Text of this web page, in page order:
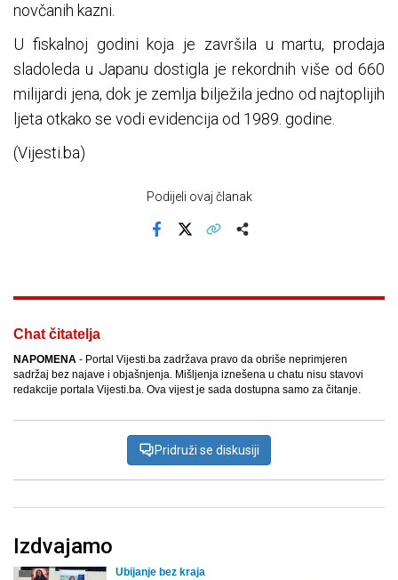
novčanih kazni.
U fiskalnoj godini koja je završila u martu, prodaja
sladoleda u Japanu dostigla je rekordnih više od 660
milijardi jena, dok je zemlja bilježila jedno od najtoplijih
ljeta otkako se vodi evidencija od 1989. godine.
(Vijesti.ba)
Podijeli ovaj članak
Chat čitatelja
NAPOMENA - Portal Vijesti.ba zadržava pravo da obriše neprimjeren
sadržaj bez najave i objašnjenja. Mišljenja iznešena u chatu nisu stavovi
redakcije portala Vijesti.ba. Ova vijest je sada dostupna samo za čitanje.
Pridruži se diskusiji
Izdvajamo
Ubijanje bez kraja